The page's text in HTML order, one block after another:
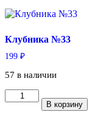
Клубника №33
199 ₽
57 в наличии
Количество
товара
В корзину